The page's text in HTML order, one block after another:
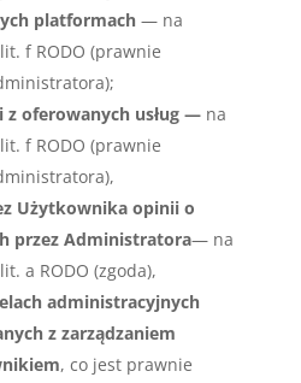
platformach— na
f RODO (prawnie
z oferowanych usług —na
f RODO (prawnie
Użytkownika opinii o
przez Administratora— na
a RODO (zgoda),
administracyjnych
z zarządzaniem
, co jest prawnie